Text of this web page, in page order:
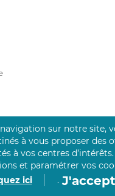
sur notre site,
à vous proposer des
à vos centres d’intérêts.
et paramétrer vos
ici
.